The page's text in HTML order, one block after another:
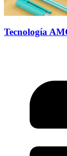
Tecnología